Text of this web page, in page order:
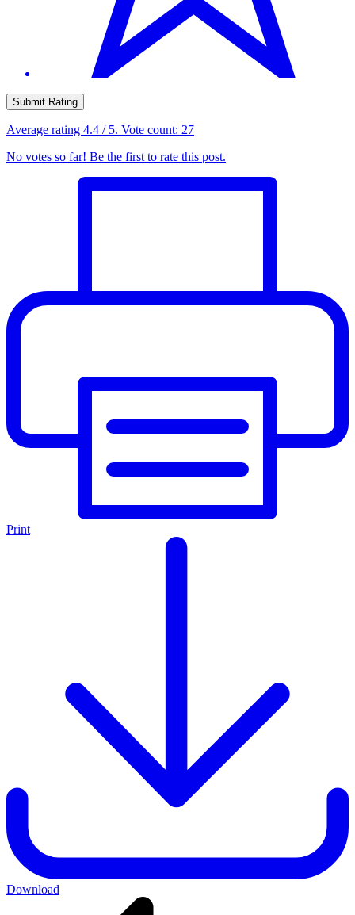
Submit Rating
Average rating 4.4 / 5. Vote count: 27
No votes so far! Be the first to rate this post.
Print
Download